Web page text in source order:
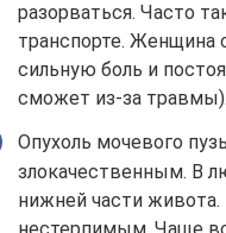
разорваться. Часто
транспорте.
сильную боль и
сможет из-за
Опухоль мочевого
злокачественным. В
нижней части живота.